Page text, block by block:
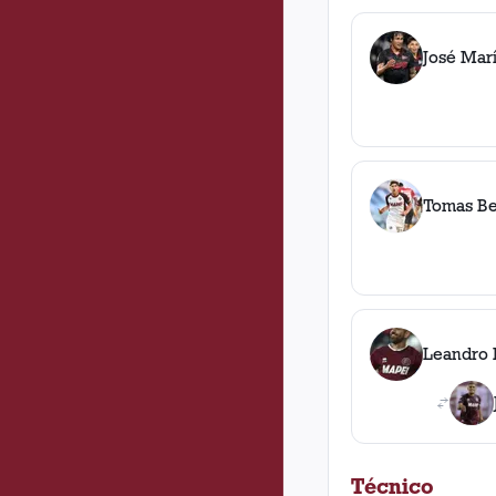
José
Tomas
Leandro
Técnico